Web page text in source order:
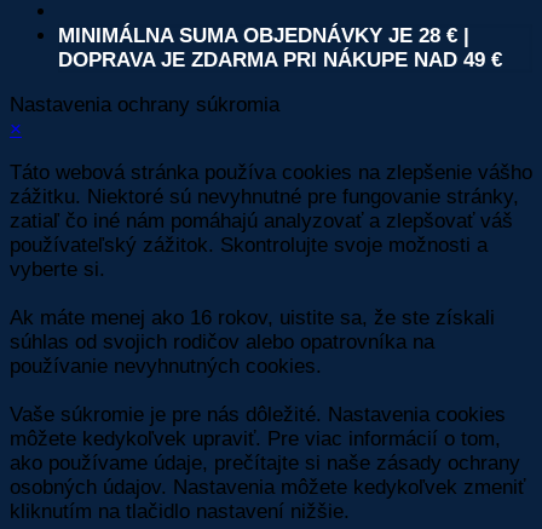
MINIMÁLNA SUMA OBJEDNÁVKY JE 28 € |
DOPRAVA JE ZDARMA PRI NÁKUPE NAD 49 €
Nastavenia ochrany súkromia
×
Táto webová stránka používa cookies na zlepšenie vášho
zážitku. Niektoré sú nevyhnutné pre fungovanie stránky,
zatiaľ čo iné nám pomáhajú analyzovať a zlepšovať váš
používateľský zážitok. Skontrolujte svoje možnosti a
vyberte si.
Ak máte menej ako 16 rokov, uistite sa, že ste získali
súhlas od svojich rodičov alebo opatrovníka na
používanie nevyhnutných cookies.
Vaše súkromie je pre nás dôležité. Nastavenia cookies
môžete kedykoľvek upraviť. Pre viac informácií o tom,
ako používame údaje, prečítajte si naše zásady ochrany
osobných údajov. Nastavenia môžete kedykoľvek zmeniť
kliknutím na tlačidlo nastavení nižšie.